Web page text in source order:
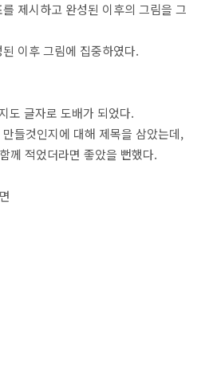
제시하고 완성된 이후의 그림을 그
이후 그림에 집중하였다.
도 글자로 도배가 되었다.
들것인지에 대해 제목을 삼았는데,
께 적었더라면 좋았을 뻔했다.